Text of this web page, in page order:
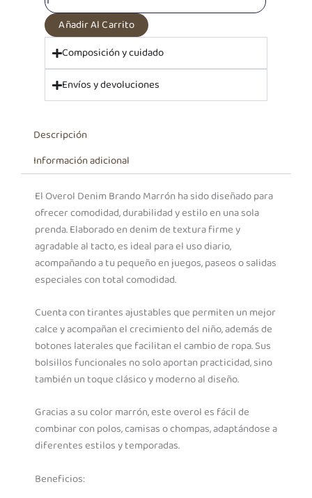
Añadir Al Carrito
Composición y cuidado
Envíos y devoluciones
Descripción
Información adicional
El Overol Denim Brando Marrón ha sido diseñado para
ofrecer comodidad, durabilidad y estilo en una sola
prenda. Elaborado en denim de textura firme y
agradable al tacto, es ideal para el uso diario,
acompañando a tu pequeño en juegos, paseos o salidas
especiales con total comodidad.
Cuenta con tirantes ajustables que permiten un mejor
calce y acompañan el crecimiento del niño, además de
botones laterales que facilitan el cambio de ropa. Sus
bolsillos funcionales no solo aportan practicidad, sino
también un toque clásico y moderno al diseño.
Gracias a su color marrón, este overol es fácil de
combinar con polos, camisas o chompas, adaptándose a
diferentes estilos y temporadas.
Beneficios: